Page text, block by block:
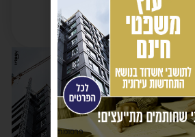
פרסומת